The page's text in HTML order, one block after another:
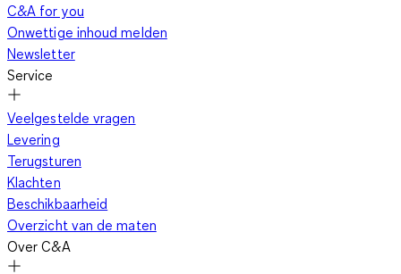
C&A for you
Onwettige inhoud melden
Newsletter
Service
Veelgestelde vragen
Levering
Terugsturen
Klachten
Beschikbaarheid
Overzicht van de maten
Over C&A